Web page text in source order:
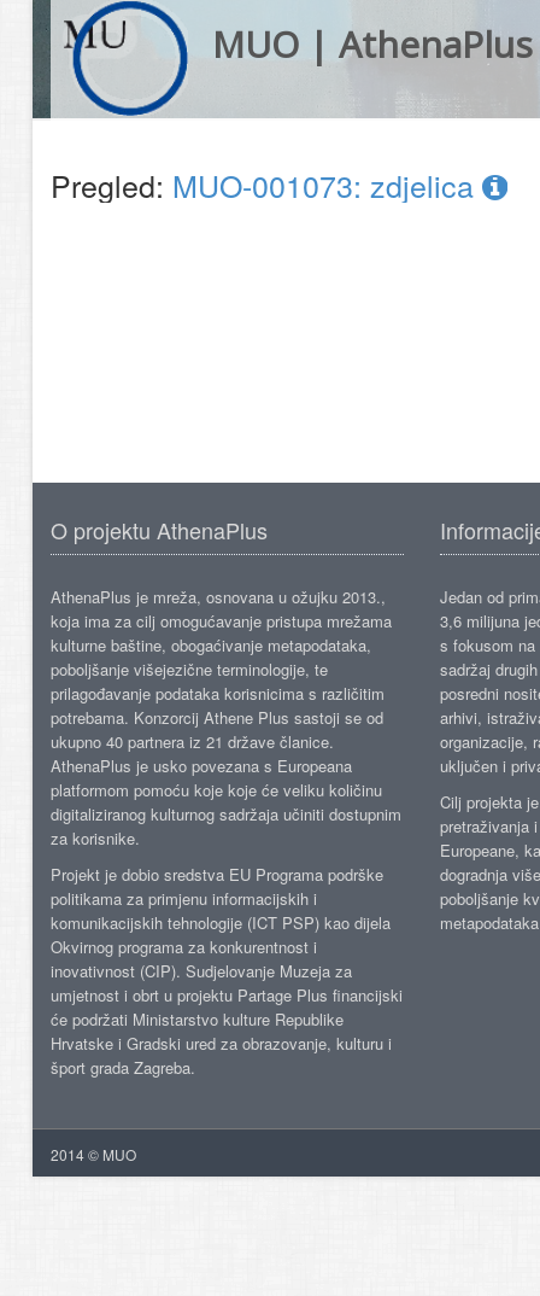
MUO | AthenaPlus
Pregled: MUO-001073: zdjelica
O projektu AthenaPlus
AthenaPlus je mreža, osnovana u ožujku 2013.,
koja ima za cilj omogućavanje pristupa mrežama
kulturne baštine, obogaćivanje metapodataka,
poboljšanje višejezične terminologije, te
prilagođavanje podataka korisnicima s različitim
potrebama. Konzorcij Athene Plus sastoji se od
ukupno 40 partnera iz 21 države članice.
AthenaPlus je usko povezana s Europeana
platformom pomoću koje koje će veliku količinu
digitaliziranog kulturnog sadržaja učiniti dostupnim
za korisnike.
Projekt je dobio sredstva EU Programa podrške
politikama za primjenu informacijskih i
komunikacijskih tehnologije (ICT PSP) kao dijela
Okvirnog programa za konkurentnost i
inovativnost (CIP). Sudjelovanje Muzeja za
umjetnost i obrt u projektu Partage Plus financijski
će podržati Ministarstvo kulture Republike
Hrvatske i Gradski ured za obrazovanje, kulturu i
šport grada Zagreba.
Jedan od
3,6 milijuna
s fokusom
sadržaj
posredni
arhivi,
organizacije,
uključen i
Cilj projekta
pretraživanja
Europeane,
dogradnja
poboljšanje
2014 © MUO